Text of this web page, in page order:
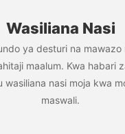
Wasiliana Nasi
ya desturi na mawazo
maalum. Kwa habari
nasi moja kwa
maswali.